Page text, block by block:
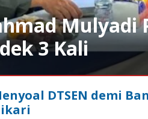
3 Kali
DTSEN demi